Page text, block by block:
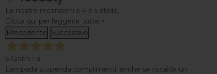
Le nostre recensioni a 4 e 5 stelle.
Clicca qui per leggerle tutte >
Precedente Successivo
5 Giorni Fa
Lampada stupenda complimenti, anche se riscalda un